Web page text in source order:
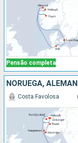
Pensão completa
NORUEGA,
Costa Favolosa